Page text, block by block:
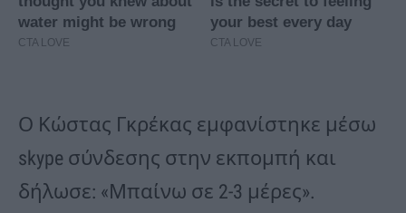
Ο Κώστας Γκρέκας εμφανίστηκε μέσω
skype σύνδεσης στην εκπομπή και
δήλωσε: «Μπαίνω σε 2-3 μέρες».